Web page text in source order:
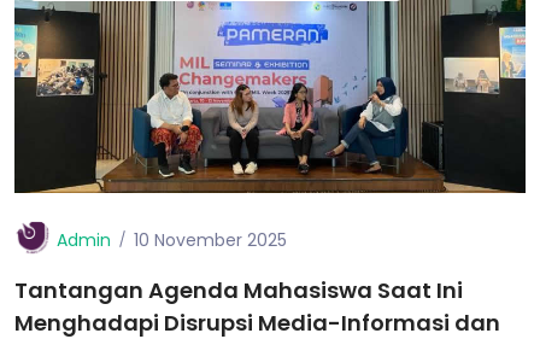
Admin 10 November 2025
Tantangan Agenda Mahasiswa Saat Ini
Menghadapi Disrupsi Media-Informasi dan